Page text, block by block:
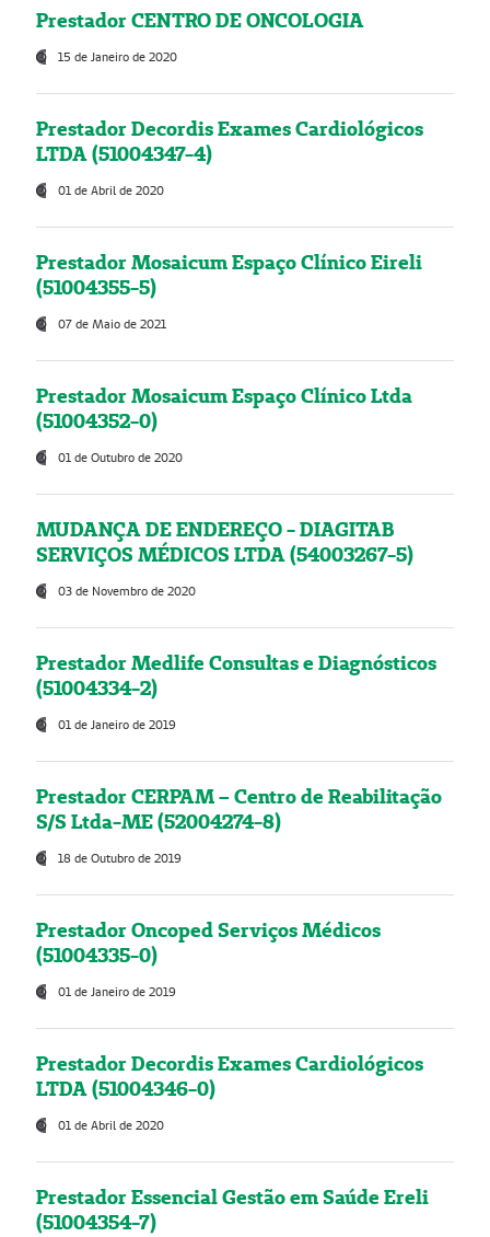
Prestador CENTRO DE ONCOLOGIA
15 de Janeiro de 2020
Prestador Decordis Exames Cardiológicos
LTDA (51004347-4)
01 de Abril de 2020
Prestador Mosaicum Espaço Clínico Eireli
(51004355-5)
07 de Maio de 2021
Prestador Mosaicum Espaço Clínico Ltda
(51004352-0)
01 de Outubro de 2020
MUDANÇA DE ENDEREÇO - DIAGITAB
SERVIÇOS MÉDICOS LTDA (54003267-5)
03 de Novembro de 2020
Prestador Medlife Consultas e Diagnósticos
(51004334-2)
01 de Janeiro de 2019
Prestador CERPAM – Centro de Reabilitação
S/S Ltda-ME (52004274-8)
18 de Outubro de 2019
Prestador Oncoped Serviços Médicos
(51004335-0)
01 de Janeiro de 2019
Prestador Decordis Exames Cardiológicos
LTDA (51004346-0)
01 de Abril de 2020
Prestador Essencial Gestão em Saúde Ereli
(51004354-7)